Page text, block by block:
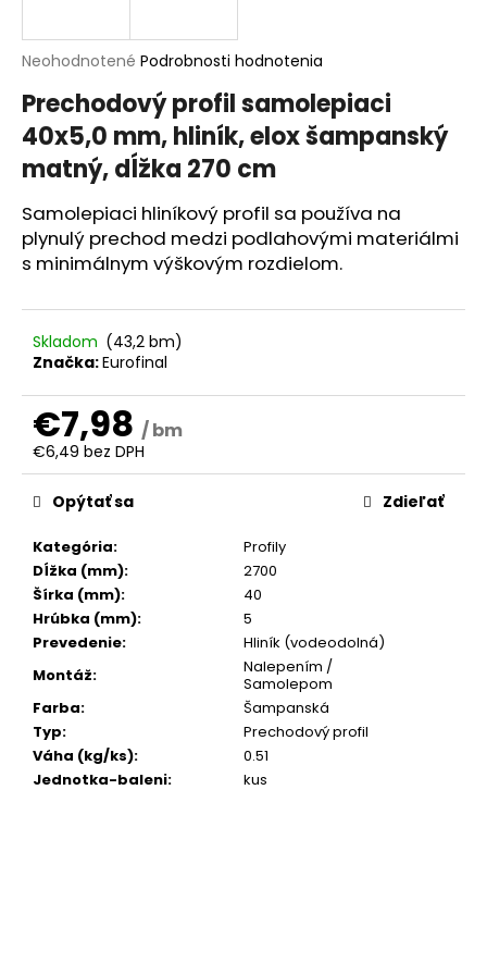
Priemerné
produktu
je
0,0
z
5
hviezdičiek.
Neohodnotené Podrobnosti hodnotenia
Prechodový profil samolepiaci
40x5,0 mm, hliník, elox šampanský
matný, dĺžka 270 cm
Samolepiaci hliníkový profil sa používa na
plynulý prechod medzi podlahovými materiálmi
s minimálnym výškovým rozdielom.
Skladom (43,2 bm)
Značka:Eurofinal
€7,98 / bm
€6,49 bez DPH
Jednotková
cena:
Kategória:
Profily
Dĺžka (mm):
2700
Šírka (mm):
40
Hrúbka (mm):
5
Prevedenie:
Hliník (vodeodolná)
Montáž:
Nalepením /
Samolepom
Farba:
Šampanská
Typ:
Prechodový profil
Váha (kg/ks):
0.51
Jednotka-baleni: kus
Opýtať sa Zdieľať
j
ť
?
HĽADAŤ
O
d
p
o
ú
č
a
m
e